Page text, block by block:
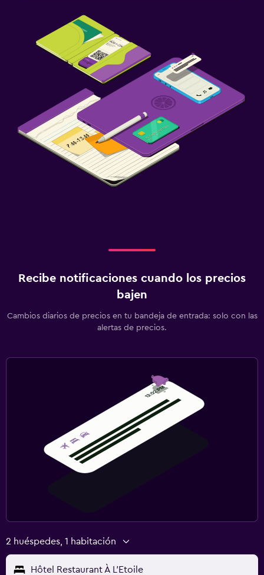
Recibe notificaciones cuando los precios
bajen
Cambios diarios de precios en tu bandeja de entrada: solo con las
alertas de precios.
2 huéspedes, 1 habitación
Hôtel Restaurant À L'Etoile